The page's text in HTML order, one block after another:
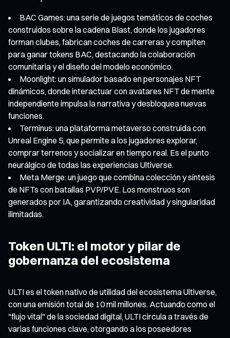
BAC Games: una serie de juegos temáticos de coches
construidos sobre la cadena Blast, donde los jugadores
forman clubes, fabrican coches de carreras y compiten
para ganar tokens BAC, destacando la colaboración
comunitaria y el diseño del modelo económico.
Moonlight: un simulador basado en personajes NFT
dinámicos, donde interactuar con avatares NFT de mente
independiente impulsa la narrativa y desbloquea nuevas
funciones.
Terminus: una plataforma metaverso construida con
Unreal Engine 5, que permite a los jugadores explorar,
comprar terrenos y socializar en tiempo real. Es el punto
neurálgico de todas las experiencias Ultiverse.
Meta Merge: un juego que combina colección y síntesis
de NFTs con batallas PVP/PVE. Los monstruos son
generados por IA, garantizando creatividad y singularidad
ilimitadas.
Token ULTI: el motor y pilar de
gobernanza del ecosistema
ULTI es el token nativo de utilidad del ecosistema Ultiverse,
con una emisión total de 10 mil millones. Actuando como el
"flujo vital" de la sociedad digital, ULTI circula a través de
varias funciones clave, otorgando a los poseedores